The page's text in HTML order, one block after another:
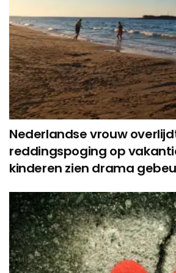
Nederlandse vrouw
reddingspoging op
kinderen zien drama